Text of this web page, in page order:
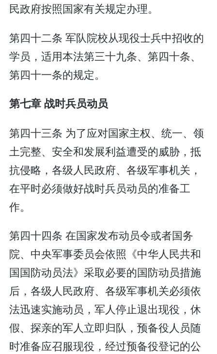
民政府按照国家有关规定办理。
第四十二条 军队院校从现役士兵中招收的
学员，适用本法第三十九条、第四十条、
第四十一条的规定。
第七章 战时兵员动员
第四十三条 为了应对国家主权、统一、领
土完整、安全和发展利益遭受的威胁，抵
抗侵略，各级人民政府、各级军事机关，
在平时必须做好战时兵员动员的准备工
作。
第四十四条 在国家发布动员令或者国务
院、中央军事委员会依照《中华人民共和
国国防动员法》采取必要的国防动员措施
后，各级人民政府、各级军事机关必须依
法迅速实施动员，军人停止退出现役，休
假、探亲的军人立即归队，预备役人员随
时准备应召服现役，经过预备役登记的公